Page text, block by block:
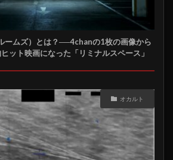
ームズ）とは？──4chanの1枚の画像から
ット映画になった「リミナルスペース」
オカルト